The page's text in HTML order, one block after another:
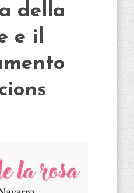
della
e il